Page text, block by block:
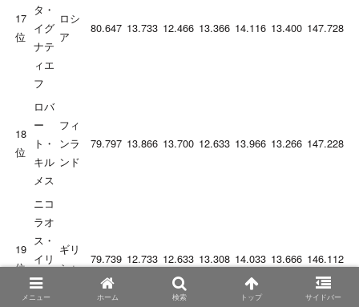
17
位
タ・
イグ
ナテ
ィエ
フ
ロシ
ア
80.647 13.733 12.466 13.366 14.116 13.400 147.728
18
位
ロバ
ー
ト・
キル
メス
フィ
ンラ
ンド
79.797 13.866 13.700 12.633 13.966 13.266 147.228
19
位
ニコ
ラオ
ス・
イリ
オプ
ーロ
ギリ
シャ
79.739 12.733 12.633 13.308 14.033 13.666 146.112
メニュー ホーム 検索 トップ サイドバー